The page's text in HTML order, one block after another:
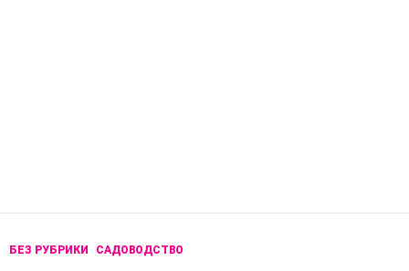
БЕЗ РУБРИКИ САДОВОДСТВО